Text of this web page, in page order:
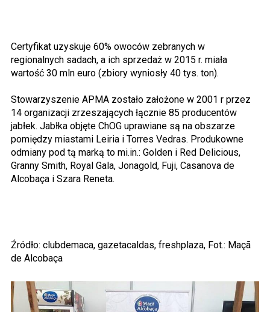
Certyfikat uzyskuje 60% owoców zebranych w
regionalnych sadach, a ich sprzedaż w 2015 r. miała
wartość 30 mln euro (zbiory wyniosły 40 tys. ton).
Stowarzyszenie APMA zostało założone w 2001 r przez
14 organizacji zrzeszających łącznie 85 producentów
jabłek. Jabłka objęte ChOG uprawiane są na obszarze
pomiędzy miastami Leiria i Torres Vedras. Produkowne
odmiany pod tą marką to mi.in.: Golden i Red Delicious,
Granny Smith, Royal Gala, Jonagold, Fuji, Casanova de
Alcobaça i Szara Reneta.
Źródło: clubdemaca, gazetacaldas, freshplaza, Fot.: Maçã
de Alcobaça